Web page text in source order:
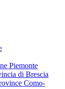
Piemonte
di Brescia
Como-